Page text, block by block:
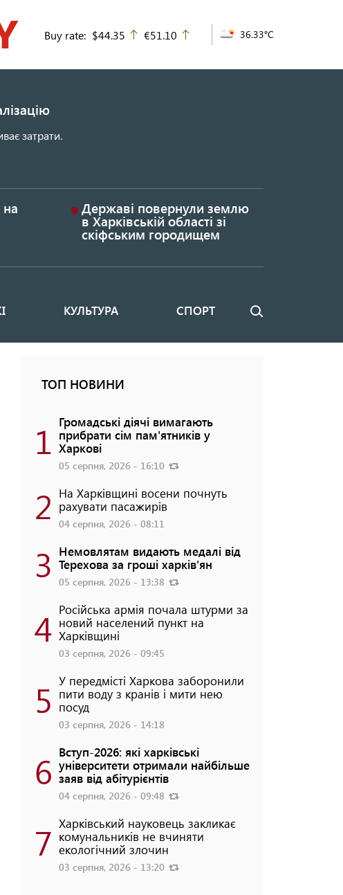
Buy rate: $44.35 up
€51.10 36.33°C
затрати.
на Державі повернули землю
в Харківській області зі
скіфським городищем
КУЛЬТУРА СПОРТ Пошук
ТОП НОВИНИ
1 Громадські діячі вимагають
прибрати сім пам'ятників у
Харкові
05 серпня, 2026 - 16:10
2 На Харківщині восени почнуть
рахувати пасажирів
04 серпня, 2026 - 08:11
3 Немовлятам видають медалі від
Терехова за гроші харків'ян
05 серпня, 2026 - 13:38
4 Російська армія почала штурми за
новий населений пункт на
Харківщині
03 серпня, 2026 - 09:45
5 У передмісті Харкова заборонили
пити воду з кранів і мити нею
посуд
03 серпня, 2026 - 14:18
6 Вступ-2026: які харківські
університети отримали найбільше
заяв від абітурієнтів
04 серпня, 2026 - 09:48
7 Харківський науковець закликає
комунальників не вчиняти
екологічний злочин
03 серпня, 2026 - 13:20